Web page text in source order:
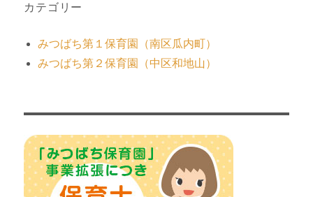
カテゴリー
みつばち第１保育園（南区瓜内町）
みつばち第２保育園（中区和地山）